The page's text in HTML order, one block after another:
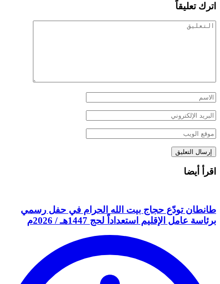
اترك تعليقاً
اقرأ أيضا
طانطان تودّع حجاج بيت الله الحرام في حفل رسمي
برئاسة عامل الإقليم استعداداً لحج 1447هـ / 2026م